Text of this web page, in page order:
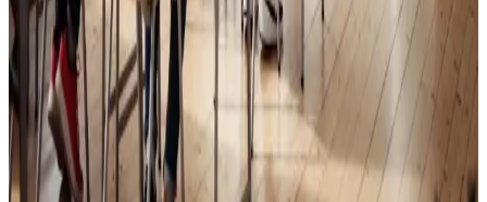
Læs mere